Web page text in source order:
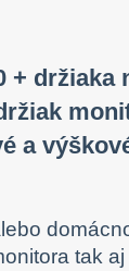
a
tak